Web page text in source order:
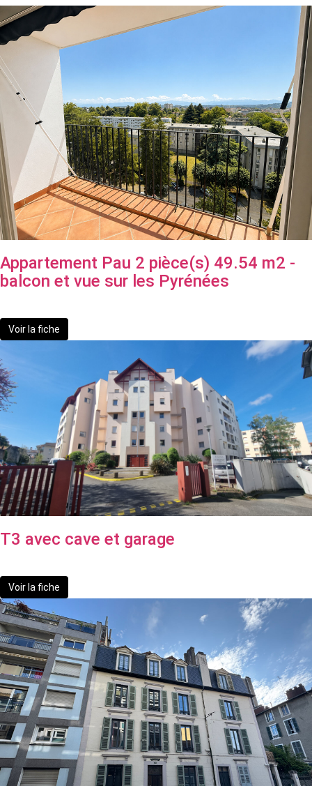
Appartement Pau 2 pièce(s) 49.54 m2 -
balcon et vue sur les Pyrénées
Voir la fiche
T3 avec cave et garage
Voir la fiche